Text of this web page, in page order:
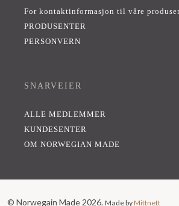
For kontaktinformasjon til våre
PRODUSENTER
PERSONVERN
SNARVEIER
ALLE MEDLEMMER
KUNDESENTER
OM NORWEGIAN MADE
© Norwegain Made 2026. Made byMittnett